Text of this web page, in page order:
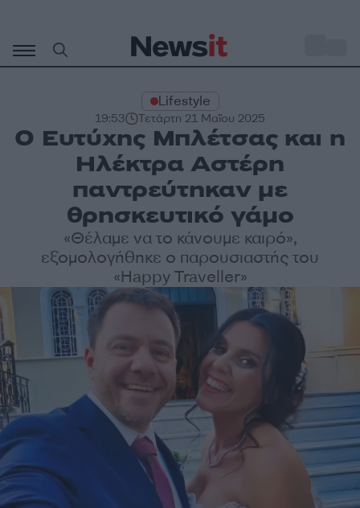
περιεχόμενο
Lifestyle
19:53 Τετάρτη 21 Μαΐου 2025
Ο Ευτύχης Μπλέτσας και η
Ηλέκτρα Αστέρη
παντρεύτηκαν με
θρησκευτικό γάμο
«Θέλαμε να το κάνουμε καιρό»,
εξομολογήθηκε ο παρουσιαστής του
«Happy Traveller»